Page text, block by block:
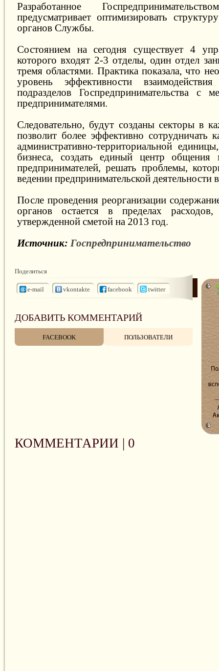
Разработанное
предусматривает оптимизировать
органов Службы.
Состоянием на сегодня существует 4
которого входят 2-3 отделы, один отдел
тремя областями. Практика показала, что
уровень эффективности взаимодействия
подразделов Госпредпринимательства с
предпринимателями.
Следовательно, будут созданы секторы в
позволит более эффективно сотрудничать
административно-территориальной
бизнеса, создать единый центр общения
предпринимателей, решать проблемы,
ведении предпринимательской деятельности
После проведения реорганизации
органов остается в пределах расходов,
утвержденной сметой на 2013 год.
Источник: Госпредпринимательство
Поделиться
e-mail vkontakte facebook twitter
ДОБАВИТЬ КОММЕНТАРИЙ
FACEBOOK ПОЛЬЗОВАТЕЛИ
КОММЕНТАРИИ | 0